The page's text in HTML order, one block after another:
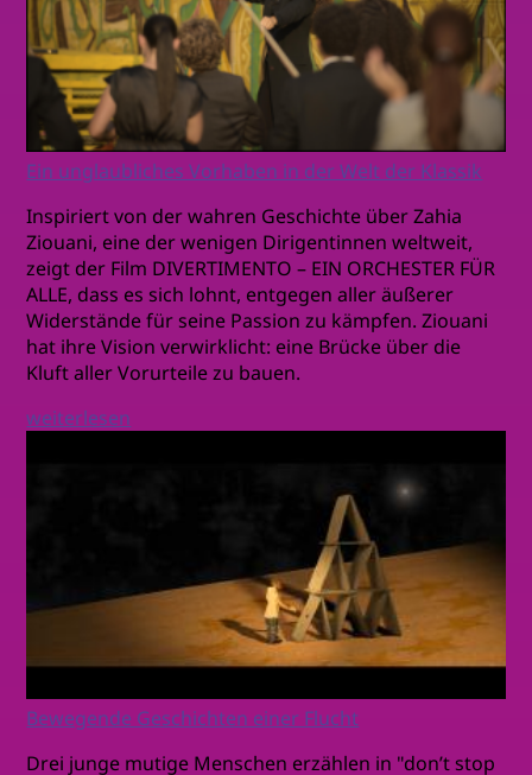
Ein unglaubliches Vorhaben in der Welt der Klassik
Inspiriert von der wahren Geschichte über Zahia
Ziouani, eine der wenigen Dirigentinnen weltweit,
zeigt der Film DIVERTIMENTO – EIN ORCHESTER FÜR
ALLE, dass es sich lohnt, entgegen aller äußerer
Widerstände für seine Passion zu kämpfen. Ziouani
hat ihre Vision verwirklicht: eine Brücke über die
Kluft aller Vorurteile zu bauen.
weiterlesen
Bewegende Geschichten einer Flucht
Drei junge mutige Menschen erzählen in "don’t stop